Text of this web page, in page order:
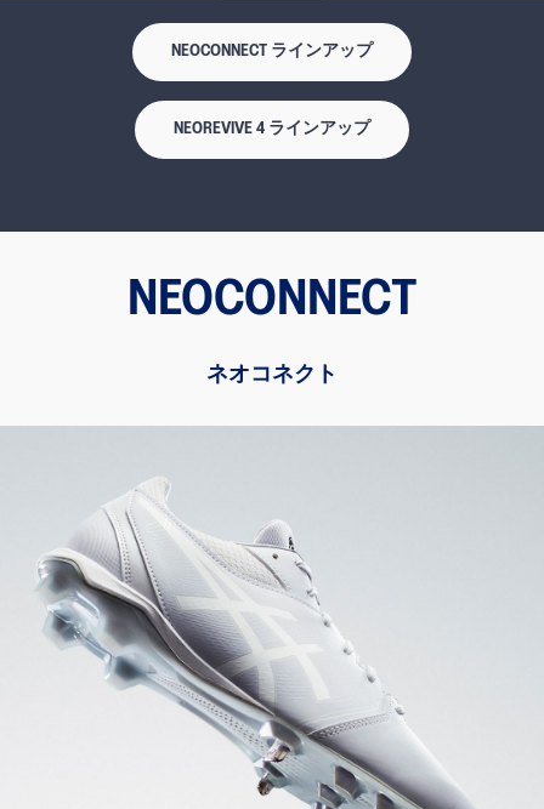
NEOCONNECT ラインアップ
NEOREVIVE 4 ラインアップ
NEOCONNECT
ネオコネクト